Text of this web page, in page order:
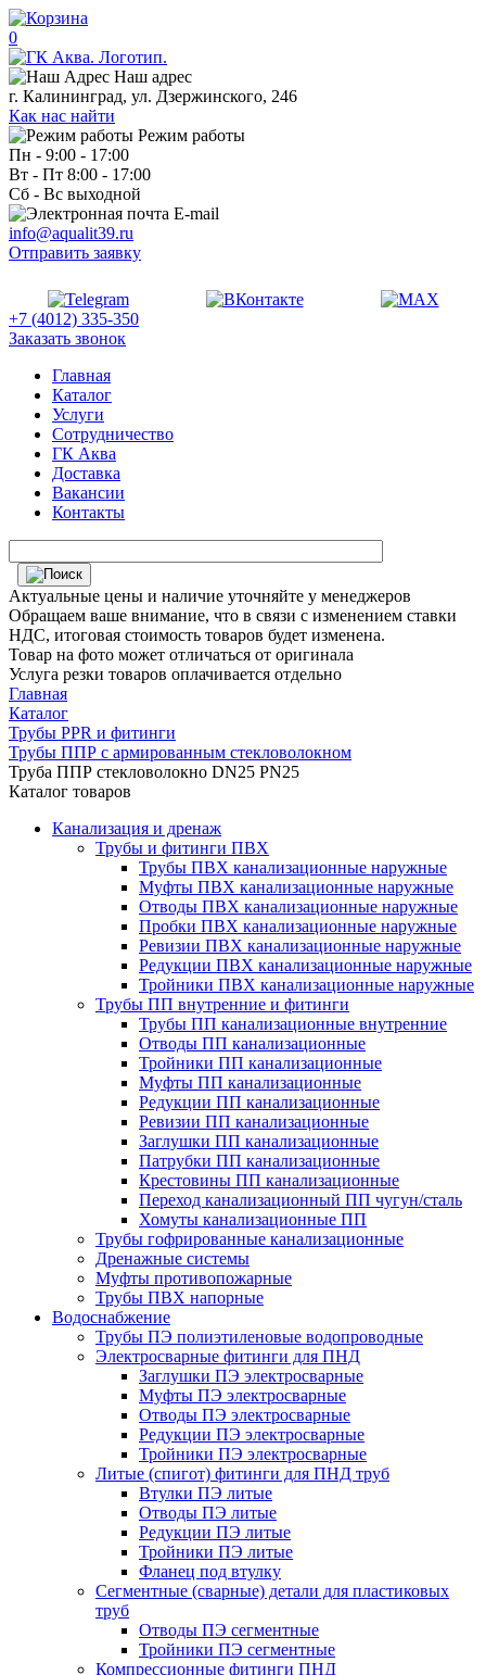
0
Наш адрес
г. Калининград, ул. Дзержинского, 246
Как нас найти
Режим работы
Пн - 9:00 - 17:00
Вт - Пт 8:00 - 17:00
Сб - Вс выходной
E-mail
info@aqualit39.ru
Отправить заявку
+7 (4012) 335-350
Заказать звонок
Главная
Каталог
Услуги
Сотрудничество
ГК Аква
Доставка
Вакансии
Контакты
Актуальные цены и наличие уточняйте у менеджеров
Обращаем ваше внимание, что в связи с изменением ставки
НДС, итоговая стоимость товаров будет изменена.
Товар на фото может отличаться от оригинала
Услуга резки товаров оплачивается отдельно
Главная
Каталог
Трубы PPR и фитинги
Трубы ППР с армированным стекловолокном
Труба ППР стекловолокно DN25 PN25
Каталог товаров
Канализация и дренаж
Трубы и фитинги ПВХ
Трубы ПВХ канализационные наружные
Муфты ПВХ канализационные наружные
Отводы ПВХ канализационные наружные
Пробки ПВХ канализационные наружные
Ревизии ПВХ канализационные наружные
Редукции ПВХ канализационные наружные
Тройники ПВХ канализационные наружные
Трубы ПП внутренние и фитинги
Трубы ПП канализационные внутренние
Отводы ПП канализационные
Тройники ПП канализационные
Муфты ПП канализационные
Редукции ПП канализационные
Ревизии ПП канализационные
Заглушки ПП канализационные
Патрубки ПП канализационные
Крестовины ПП канализационные
Переход канализационный ПП чугун/сталь
Хомуты канализационные ПП
Трубы гофрированные канализационные
Дренажные системы
Муфты противопожарные
Трубы ПВХ напорные
Водоснабжение
Трубы ПЭ полиэтиленовые водопроводные
Электросварные фитинги для ПНД
Заглушки ПЭ электросварные
Муфты ПЭ электросварные
Отводы ПЭ электросварные
Редукции ПЭ электросварные
Тройники ПЭ электросварные
Литые (спигот) фитинги для ПНД труб
Втулки ПЭ литые
Отводы ПЭ литые
Редукции ПЭ литые
Тройники ПЭ литые
Фланец под втулку
Сегментные (сварные) детали для пластиковых
труб
Отводы ПЭ сегментные
Тройники ПЭ сегментные
Компрессионные фитинги ПНД